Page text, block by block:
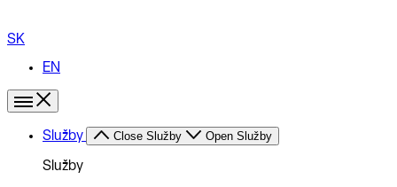
SK
EN
Služby Close Služby Open Služby
Služby